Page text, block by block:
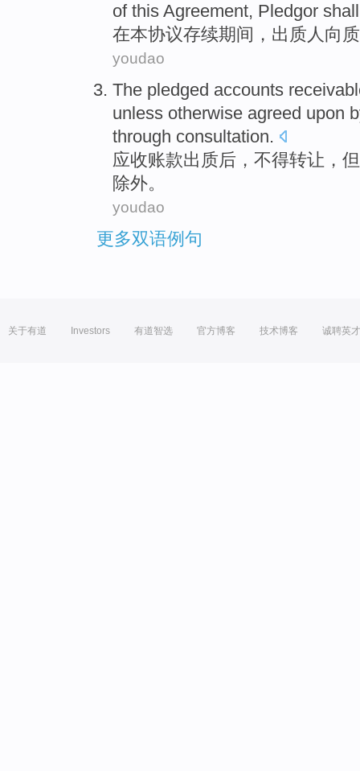
of this Agreement, Pledgor shall
在本协议存续期间 ， 出质人向
youdao
The pledged accounts
unless otherwise agreed upon
through consultation.
应收账款出 质后 ， 不得转让 ，但
除外。
youdao
更多双语例句
关于有道 Investors 有道智选 官方博客 技术博客 诚聘英才